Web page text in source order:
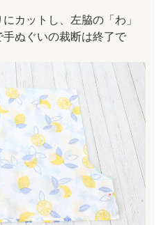
カットし、左脇の「わ」
ぬぐいの裁断は終了で